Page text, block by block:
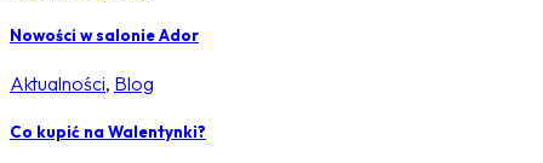
Nowości w salonie Ador
Aktualności, Blog
Co kupić na Walentynki?